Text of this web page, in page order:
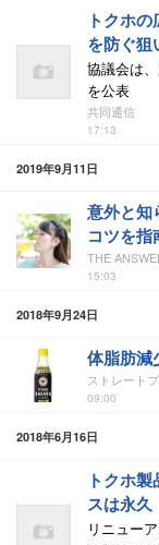
トクホ
を防ぐ狙
協議会は
を公表
共同通信
17:13
2019年9月11日
意外と知
コツを指
THE
15:03
2018年9月24日
体脂肪減
ストレート
09:00
2018年6月16日
トクホ
スは永久
リニュー